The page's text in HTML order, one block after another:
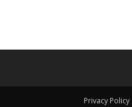
Privacy Policy